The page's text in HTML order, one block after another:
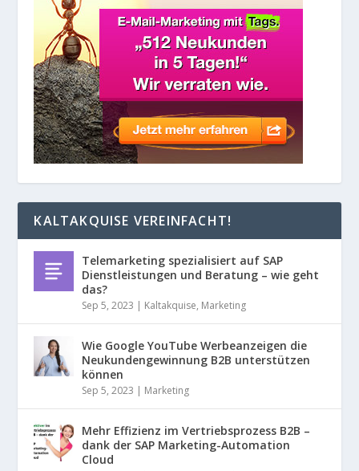
KALTAKQUISE VEREINFACHT!
Telemarketing spezialisiert auf SAP
Dienstleistungen und Beratung – wie geht
das?
Sep 5, 2023 | Kaltakquise, Marketing
Wie Google YouTube Werbeanzeigen die
Neukundengewinnung B2B unterstützen
können
Sep 5, 2023 | Marketing
Mehr Effizienz im Vertriebsprozess B2B –
dank der SAP Marketing-Automation
Cloud